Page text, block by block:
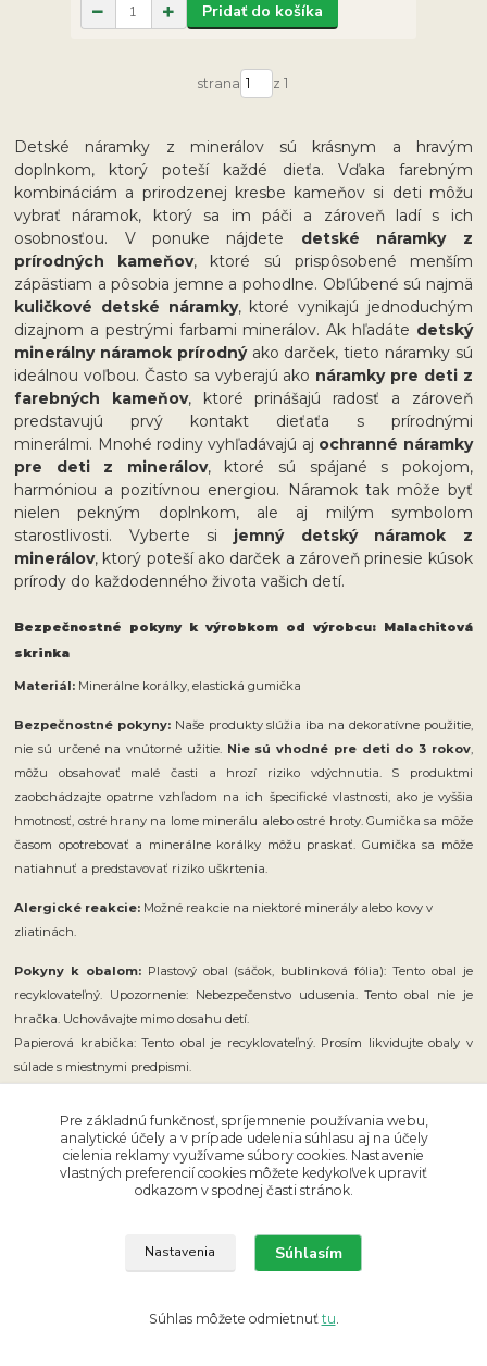
Pridať do košíka
strana z 1
Detské náramky z minerálov sú krásnym a hravým
doplnkom, ktorý poteší každé dieťa. Vďaka farebným
kombináciám a prirodzenej kresbe kameňov si deti môžu
vybrať náramok, ktorý sa im páči a zároveň ladí s ich
osobnosťou. V ponuke nájdete detské náramky z
prírodných kameňov, ktoré sú prispôsobené menším
zápästiam a pôsobia jemne a pohodlne. Obľúbené sú najmä
kuličkové detské náramky, ktoré vynikajú jednoduchým
dizajnom a pestrými farbami minerálov. Ak hľadáte detský
minerálny náramok prírodnýako darček, tieto náramky sú
ideálnou voľbou. Často sa vyberajú ako náramky pre deti z
farebných kameňov, ktoré prinášajú radosť a zároveň
predstavujú prvý kontakt dieťaťa s prírodnými
minerálmi. Mnohé rodiny vyhľadávajú aj ochranné náramky
pre deti z minerálov, ktoré sú spájané s pokojom,
harmóniou a pozitívnou energiou. Náramok tak môže byť
nielen pekným doplnkom, ale aj milým symbolom
starostlivosti. Vyberte si jemný detský náramok z
minerálov, ktorý poteší ako darček a zároveň prinesie kúsok
prírody do každodenného života vašich detí.
Bezpečnostné pokyny k výrobkom od výrobcu: Malachitová
skrinka
Materiál: Minerálne korálky, elastická gumička
Bezpečnostné pokyny: Naše produkty slúžia iba na dekoratívne použitie,
nie sú určené na vnútorné užitie. Nie sú vhodné pre deti do 3 rokov,
môžu obsahovať malé časti a hrozí riziko vdýchnutia. S produktmi
zaobchádzajte opatrne vzhľadom na ich špecifické vlastnosti, ako je vyššia
hmotnosť, ostré hrany na lome minerálu alebo ostré hroty. Gumička sa môže
časom opotrebovať a minerálne korálky môžu praskať. Gumička sa môže
natiahnuť a predstavovať riziko uškrtenia.
Alergické reakcie: Možné reakcie na niektoré minerály alebo kovy v
zliatinách.
Pokyny k obalom: Plastový obal (sáčok, bublinková fólia): Tento obal je
recyklovateľný. Upozornenie: Nebezpečenstvo udusenia. Tento obal nie je
hračka. Uchovávajte mimo dosahu detí.
Papierová krabička: Tento obal je recyklovateľný. Prosím likvidujte obaly v
súlade s miestnymi predpismi.
pri objednávke nad 40 € Slovenskou poštou pri platbe
Sme overený e-shop, referencie zákazníkov hovoria za všetko
Pre základnú funkčnosť, spríjemnenie používania webu,
analytické účely a v prípade udelenia súhlasu aj na účely
cielenia reklamy využívame súbory cookies. Nastavenie
vlastných preferencií cookies môžete kedykoľvek upraviť
odkazom v spodnej časti stránok.
Nastavenia Súhlasím
Súhlas môžete odmietnuť tu.